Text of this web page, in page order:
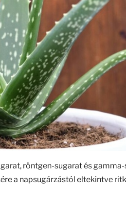
röntgen-sugarat és gamma-
a napsugárzástól eltekintve